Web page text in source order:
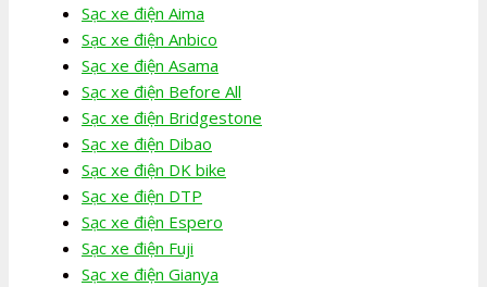
Sạc xe điện Aima
Sạc xe điện Anbico
Sạc xe điện Asama
Sạc xe điện Before All
Sạc xe điện Bridgestone
Sạc xe điện Dibao
Sạc xe điện DK bike
Sạc xe điện DTP
Sạc xe điện Espero
Sạc xe điện Fuji
Sạc xe điện Gianya